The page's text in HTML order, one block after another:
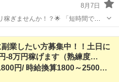
8月7日
んか！？🌟 「短時間でし
やしたい」 そんな方におすすめの
8501】まで今すぐTEL、SMSを...
業したい方募集中！！土日に
-8万円稼げます（熟練度…
1件4752～11800円/ 時給換算1800～2500円程